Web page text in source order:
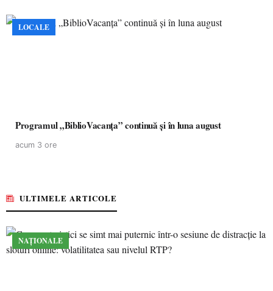
LOCALE
Programul „BiblioVacanța” continuă și în luna august
acum 3 ore
ULTIMELE ARTICOLE
NAȚIONALE